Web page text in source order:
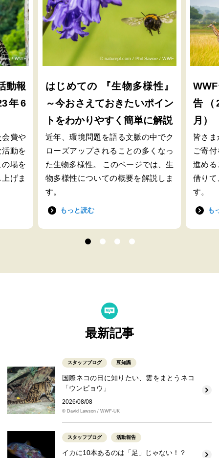
/ WWF
動報
年6
会費や
動を
場を
げま
© naturepl.com / Phil Savoie / WWF
はじめての 『生物多様性』
～今おさえておきたいポイン
トをわかりやすく簡単に解説
近年、環境問題を語る文脈の中でク
ローズアップされることの多くなっ
た生物多様性。 このページでは、生
物多様性についての概要を解説しま
す。
もっと読む
告（
月）
皆さ
ご寄
進める
借りて
す。
も
最新記事
スタッフブログ 豆知識
国際ネコの日に知りたい、雲をまとうネコ
「ウンピョウ」
2026/08/08
© David Lawson / WWF-UK
スタッフブログ 活動報告
イカに10本あるのは「足」じゃない！？